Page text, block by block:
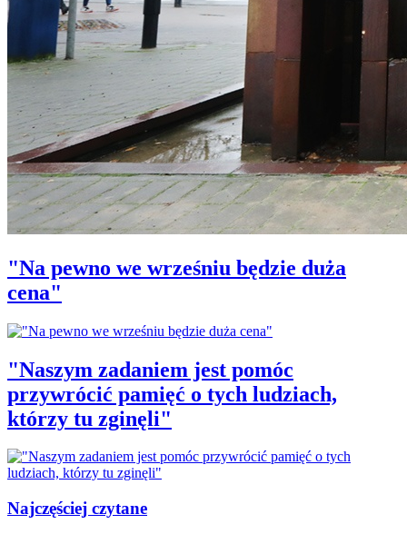
"Na pewno we wrześniu będzie duża
cena"
"Naszym zadaniem jest pomóc
przywrócić pamięć o tych ludziach,
którzy tu zginęli"
Najczęściej czytane